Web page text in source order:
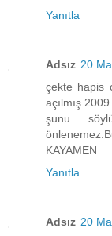
Yanıtla
Adsız 20
çekte hapis
şunu
KAYAMEN
Yanıtla
Adsız 20